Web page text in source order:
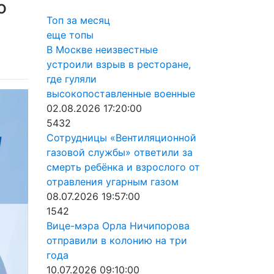
Топ за месяц
еще топы
В Москве неизвестные
устроили взрыв в ресторане,
где гуляли
высокопоставленные военные
02.08.2026 17:20:00
5432
Сотрудницы «Вентиляционной
газовой службы» ответили за
смерть ребёнка и взрослого от
отравления угарным газом
08.07.2026 19:57:00
1542
Вице-мэра Орла Ничипорова
отправили в колонию на три
года
10.07.2026 09:10:00